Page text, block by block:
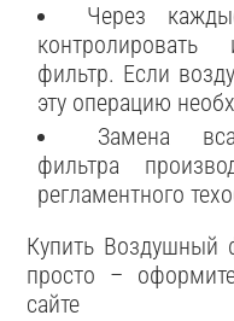
Через
фильтр. Если
эту операцию
Замена
фильтра
регламентного
Купить Воздушный
просто –
сайте